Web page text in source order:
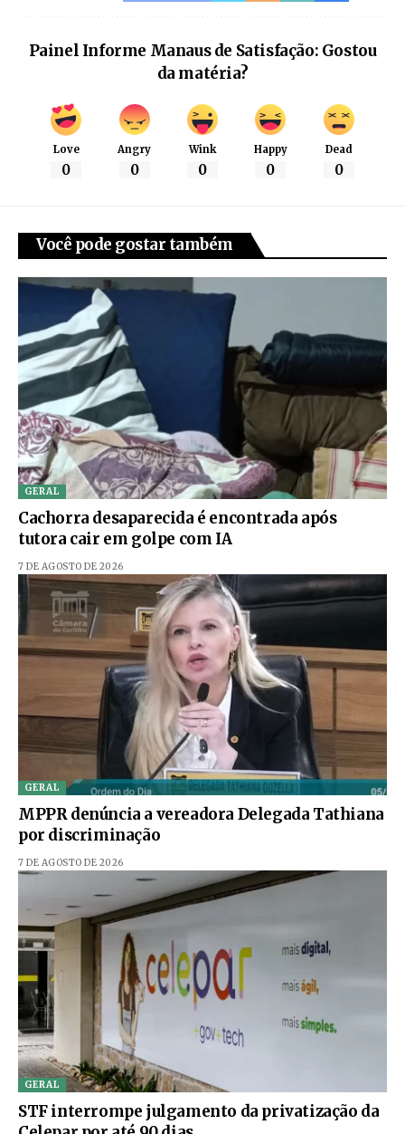
Painel Informe Manaus de Satisfação: Gostou
da matéria?
Love
0
Angry
0
Wink
0
Happy
0
Dead
0
Você pode gostar também
GERAL
Cachorra desaparecida é encontrada após
tutora cair em golpe com IA
7 DE AGOSTO DE 2026
GERAL
MPPR denúncia a vereadora Delegada Tathiana
por discriminação
7 DE AGOSTO DE 2026
GERAL
STF interrompe julgamento da privatização da